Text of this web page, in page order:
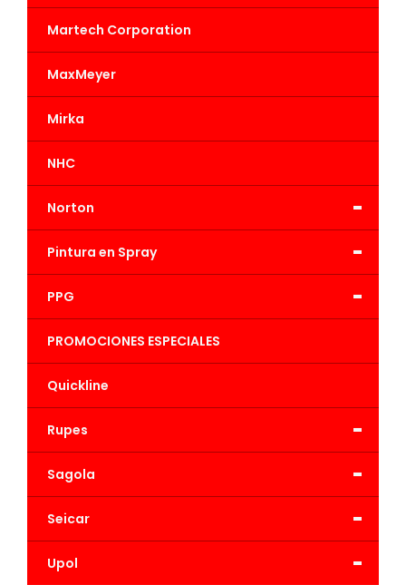
Martech Corporation
MaxMeyer
Mirka
NHC
-
Norton
-
Pintura en Spray
-
PPG
PROMOCIONES ESPECIALES
Quickline
-
Rupes
-
Sagola
-
Seicar
-
Upol